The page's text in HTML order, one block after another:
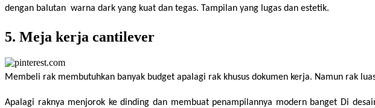
dengan balutan  warna dark yang kuat dan tegas. Tampilan yang lugas dan estetik.
5. Meja kerja cantilever
Membeli rak membutuhkan banyak budget apalagi rak khusus dokumen kerja. Namun rak
Apalagi raknya menjorok ke dinding dan membuat penampilannya modern banget Di